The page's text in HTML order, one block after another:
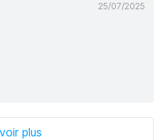
25/07/2025
plus